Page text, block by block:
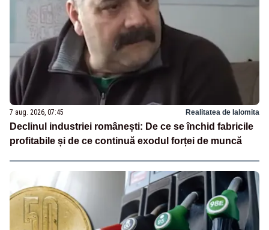
7 aug. 2026, 07:45 Realitatea de Ialomita
Declinul industriei românești: De ce se închid fabricile
profitabile și de ce continuă exodul forței de muncă